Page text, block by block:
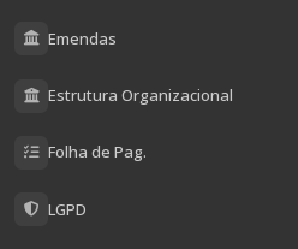
Emendas
Estrutura Organizacional
Folha de Pag.
LGPD